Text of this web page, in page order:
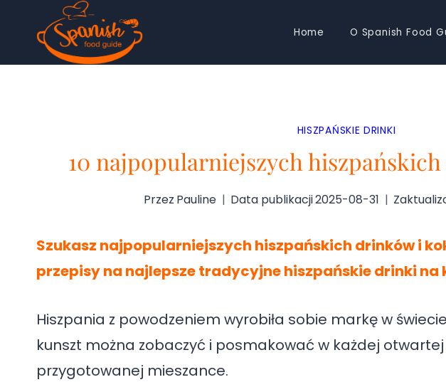
treści
Home O Spanish Food
HISZPAŃSKIE DRINKI
10 najpopularniejszych
Przez Pauline Data publikacji2025-08-31
Szukasz najpopularniejszych hiszpańskich drinków i
przepisy na najlepsze tradycyjne hiszpańskie drinki na
Hiszpania z powodzeniem wyrobiła sobie markę w
kunszt można zobaczyć i posmakować w każdej
przygotowanej mieszance.